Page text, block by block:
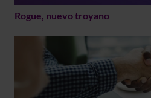
Rogue, nuevo troyano